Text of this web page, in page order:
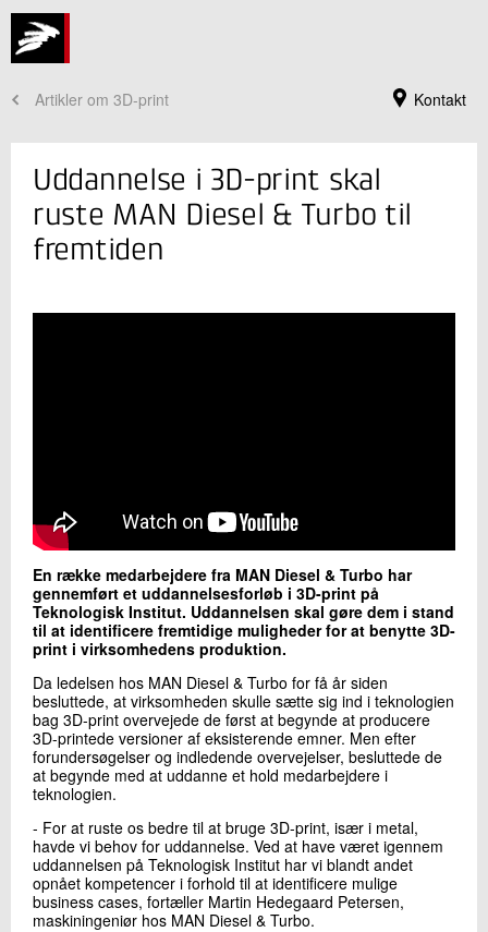
Kontakt
Artikler om 3D-print
Send e-mail
LinkedIn
Skriv til mig
Send
Uddannelse i 3D-print skal
ruste MAN Diesel & Turbo til
fremtiden
En række medarbejdere fra MAN Diesel & Turbo har
gennemført et uddannelsesforløb i 3D-print på
Teknologisk Institut. Uddannelsen skal gøre dem i stand
til at identificere fremtidige muligheder for at benytte 3D-
print i virksomhedens produktion.
Da ledelsen hos MAN Diesel & Turbo for få år siden
besluttede, at virksomheden skulle sætte sig ind i teknologien
bag 3D-print overvejede de først at begynde at producere
3D-printede versioner af eksisterende emner. Men efter
forundersøgelser og indledende overvejelser, besluttede de
at begynde med at uddanne et hold medarbejdere i
teknologien.
- For at ruste os bedre til at bruge 3D-print, især i metal,
havde vi behov for uddannelse. Ved at have været igennem
uddannelsen på Teknologisk Institut har vi blandt andet
opnået kompetencer i forhold til at identificere mulige
business cases, fortæller Martin Hedegaard Petersen,
maskiningeniør hos MAN Diesel & Turbo.